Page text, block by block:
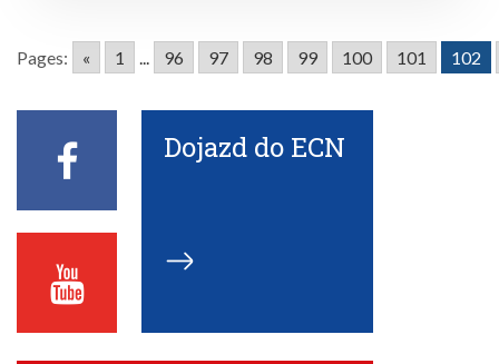
Pages: « 1 ... 96 97 98 99 100 101 102
Facebook
ECN
Youtube
ECN
Dojazd do ECN